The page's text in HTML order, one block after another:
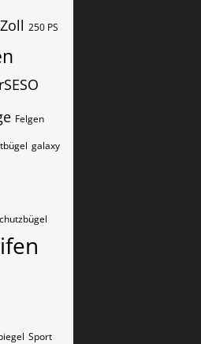
250 PS
Felgen
galaxy
Sport